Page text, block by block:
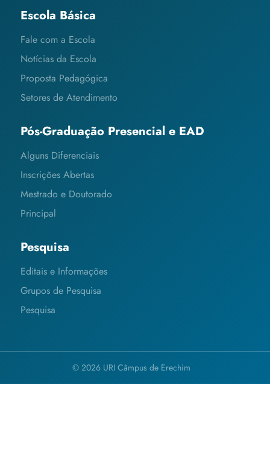
Escola Básica
Fale com a Escola
Notícias da Escola
Proposta Pedagógica
Setores de Atendimento
Pós-Graduação Presencial e EAD
Alguns Diferenciais
Inscrições Abertas
Mestrado e Doutorado
Principal
Pesquisa
Editais e Informações
Grupos de Pesquisa
Pesquisa
© 2026 URI Câmpus de Erechim